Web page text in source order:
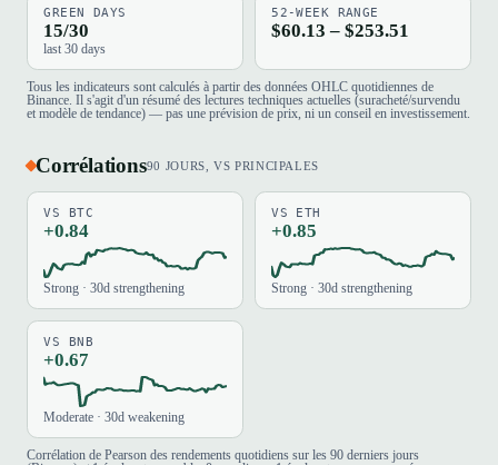
GREEN DAYS
15/30
last 30 days
52-WEEK RANGE
$60.13 – $253.51
Tous les indicateurs sont calculés à partir des données OHLC quotidiennes de
Binance. Il s'agit d'un résumé des lectures techniques actuelles (suracheté/survendu
et modèle de tendance) — pas une prévision de prix, ni un conseil en investissement.
Corrélations90 JOURS, VS PRINCIPALES
VS BTC
+0.84
Strong · 30d strengthening
VS ETH
+0.85
Strong · 30d strengthening
VS BNB
+0.67
Moderate · 30d weakening
Corrélation de Pearson des rendements quotidiens sur les 90 derniers jours